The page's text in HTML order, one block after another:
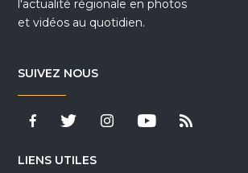
l'actualité régionale en photos
et vidéos au quotidien.
SUIVEZ NOUS
LIENS UTILES